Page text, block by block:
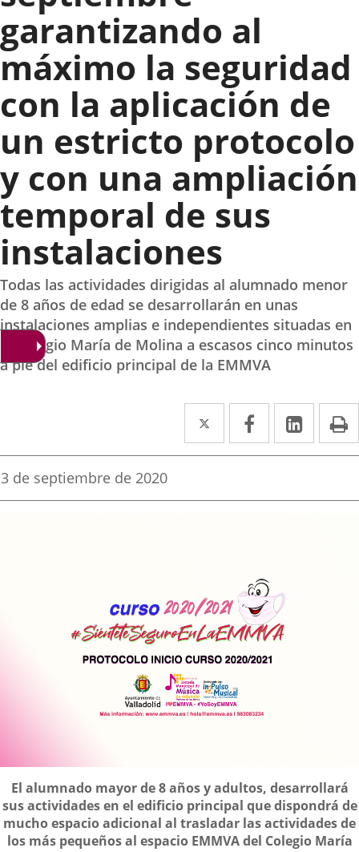
garantizando al
máximo la seguridad
con la aplicación de
un estricto protocolo
y con una ampliación
temporal de sus
instalaciones
Todas las actividades dirigidas al alumnado menor
de 8 años de edad se desarrollarán en unas
instalaciones amplias e independientes situadas en
el Colegio María de Molina a escasos cinco minutos
a pie del edificio principal de la EMMVA
Twitter
Enlace
a
aplicación
Facebook
Enlace
a
aplicación
Enlace
a
Fecha
la
3 de septiembre de 2020
Descripción
El alumnado mayor de 8 años y adultos, desarrollará
sus actividades en el edificio principal que dispondrá de
mucho espacio adicional al trasladar las actividades de
los más pequeños al espacio EMMVA del Colegio María